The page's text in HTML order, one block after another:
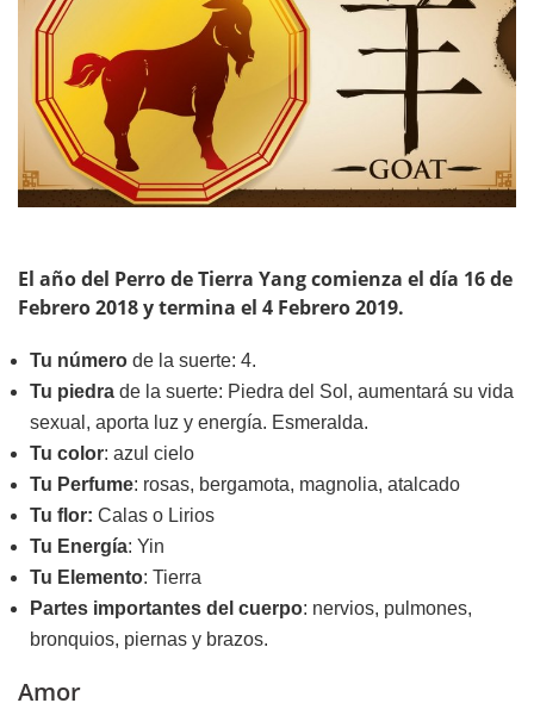
El año del Perro de Tierra Yang comienza el día 16 de
Febrero 2018 y termina el 4 Febrero 2019.
Tu número de la suerte: 4.
Tu piedra de la suerte: Piedra del Sol, aumentará su vida
sexual, aporta luz y energía. Esmeralda.
Tu color: azul cielo
Tu Perfume: rosas, bergamota, magnolia, atalcado
Tu flor: Calas o Lirios
Tu Energía: Yin
Tu Elemento: Tierra
Partes importantes del cuerpo: nervios, pulmones,
bronquios, piernas y brazos.
Amor